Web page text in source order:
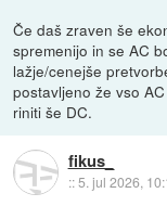
Če daš zraven še
spremenijo in se AC
lažje/cenejše
postavljeno že vso
riniti še DC.
fikus_
::5. jul 2026,